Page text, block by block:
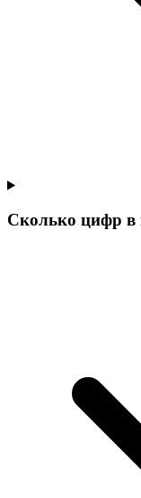
Сколько цифр в